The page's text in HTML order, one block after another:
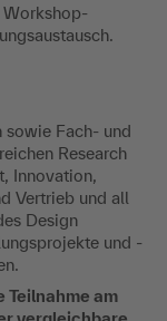
Workshop-
sowie Fach- und
Research
Innovation,
Vertrieb und all
Design
und -
Teilnahme am